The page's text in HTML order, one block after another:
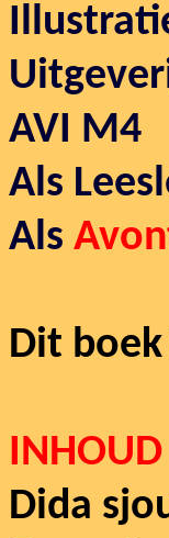
AVI M4
Als
Als
Dit
INHOUD
Dida